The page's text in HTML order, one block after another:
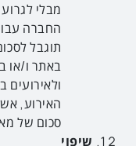
מבלי
החברה
תוגבל
באתר ו/או
האירוע,
סכום של מאה (100) ש"ח, לפי
שיפוי